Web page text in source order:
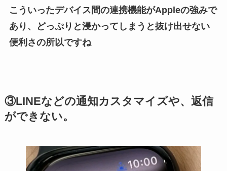
こういったデバイス間の連携機能がAppleの強みで
あり、どっぷりと浸かってしまうと抜け出せない
便利さの所以ですね
③LINEなどの通知カスタマイズや、返信
ができない。